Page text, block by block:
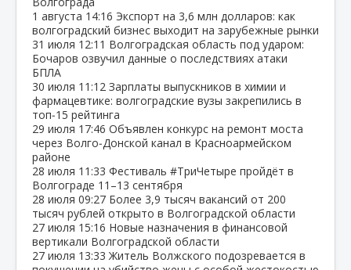
1 августа 14:16 Экспорт на 3,6 млн долларов: как
волгоградский бизнес выходит на зарубежные рынки
31 июля 12:11 Волгоградская область под ударом:
Бочаров озвучил данные о последствиях атаки
БПЛА
30 июля 11:12 Зарплаты выпускников в химии и
фармацевтике: волгоградские вузы закрепились в
топ‑15 рейтинга
29 июля 17:46 Объявлен конкурс на ремонт моста
через Волго‑Донской канал в Красноармейском
районе
28 июля 11:33 Фестиваль #ТриЧетыре пройдёт в
Волгограде 11–13 сентября
28 июля 09:27 Более 3,9 тысяч вакансий от 200
тысяч рублей открыто в Волгоградской области
27 июля 15:16 Новые назначения в финансовой
вертикали Волгоградской области
27 июля 13:33 Житель Волжского подозревается в